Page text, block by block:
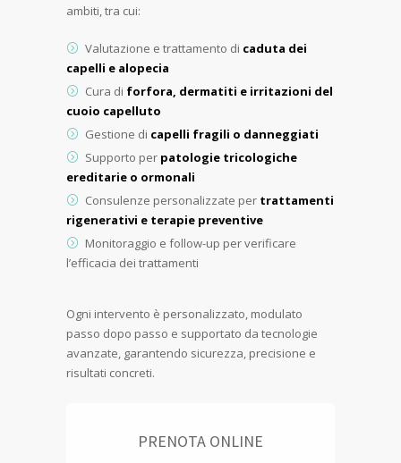
ambiti, tra cui:
Valutazione e trattamento di caduta dei
capelli e alopecia
Cura di forfora, dermatiti e irritazioni del
cuoio capelluto
Gestione di capelli fragili o danneggiati
Supporto per patologie tricologiche
ereditarie o ormonali
Consulenze personalizzate per trattamenti
rigenerativi e terapie preventive
Monitoraggio e follow-up per verificare
l’efficacia dei trattamenti
Ogni intervento è personalizzato, modulato
passo dopo passo e supportato da tecnologie
avanzate, garantendo sicurezza, precisione e
risultati concreti.
PRENOTA ONLINE